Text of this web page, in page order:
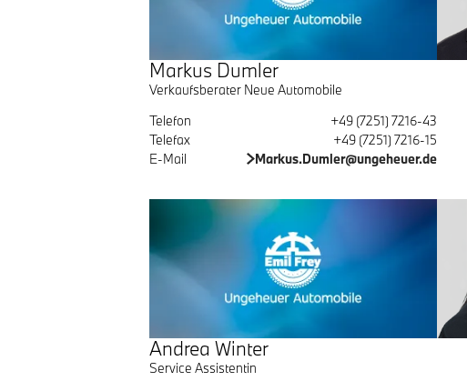
Markus Dumler
Verkaufsberater Neue Automobile
Telefon
+49 (7251) 7216-43
Telefax
+49 (7251) 7216-15
E-Mail
Markus.Dumler@ungeheuer.de
Andrea Winter
Service Assistentin